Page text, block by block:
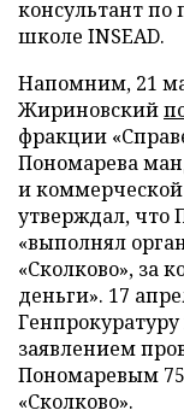
консультант по
школе INSEAD.
Напомним, 21
Жириновский
фракции
Пономарева
и
утверждал, что
«выполнял
«Сколково», за
деньги». 17
заявлением
Пономаревым
«Сколково».